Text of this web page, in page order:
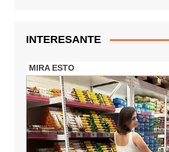
INTERESANTE